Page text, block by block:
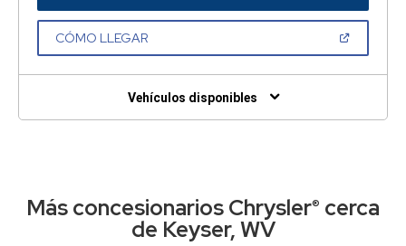
UNA
CÓMO LLEGAR(ABRIR
VENTANA
Vehículos disponibles
Más concesionarios Chrysler® cerca
de Keyser, WV